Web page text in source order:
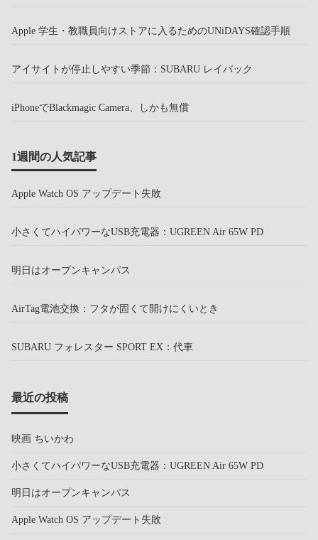
Apple 学生・教職員向けストアに入るためのUNiDAYS確認手順
アイサイトが停止しやすい季節：SUBARU レイバック
iPhoneでBlackmagic Camera、しかも無償
1週間の人気記事
Apple Watch OS アップデート失敗
小さくてハイパワーなUSB充電器：UGREEN Air 65W PD
明日はオープンキャンパス
AirTag電池交換：フタが固くて開けにくいとき
SUBARU フォレスター SPORT EX：代車
最近の投稿
映画 ちいかわ
小さくてハイパワーなUSB充電器：UGREEN Air 65W PD
明日はオープンキャンパス
Apple Watch OS アップデート失敗